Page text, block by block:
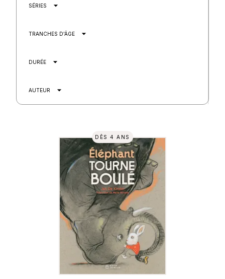
SÉRIES arrow_drop_down
TRANCHES D'ÂGE arrow_drop_down
DURÉE arrow_drop_down
AUTEUR arrow_drop_down
DÈS 4 ANS